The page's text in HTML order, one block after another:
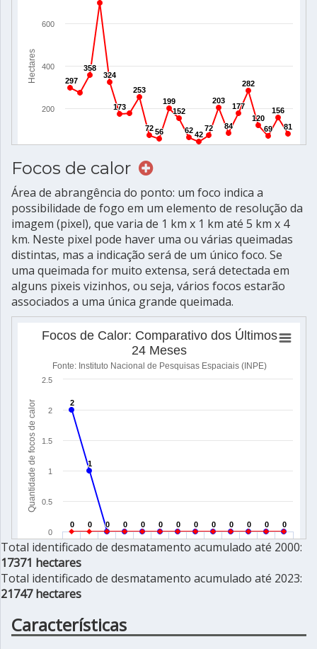
Focos de calor
Área de abrangência do ponto: um foco indica a
possibilidade de fogo em um elemento de resolução da
imagem (pixel), que varia de 1 km x 1 km até 5 km x 4
km. Neste pixel pode haver uma ou várias queimadas
distintas, mas a indicação será de um único foco. Se
uma queimada for muito extensa, será detectada em
alguns pixeis vizinhos, ou seja, vários focos estarão
associados a uma única grande queimada.
Total identificado de desmatamento acumulado até 2000:
17371 hectares
Total identificado de desmatamento acumulado até 2023:
21747 hectares
Características